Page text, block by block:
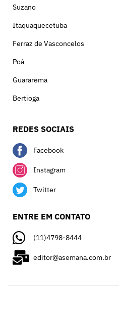
Suzano
Itaquaquecetuba
Ferraz de Vasconcelos
Poá
Guararema
Bertioga
REDES SOCIAIS
Facebook
Instagram
Twitter
ENTRE EM CONTATO
(11)4798-8444
editor@asemana.com.br